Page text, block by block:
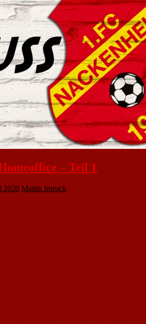
– Teil 1
2020 Martin Imruck